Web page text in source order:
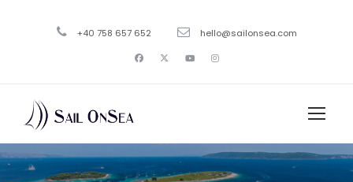
+40 758 657 652 hello@sailonsea.com